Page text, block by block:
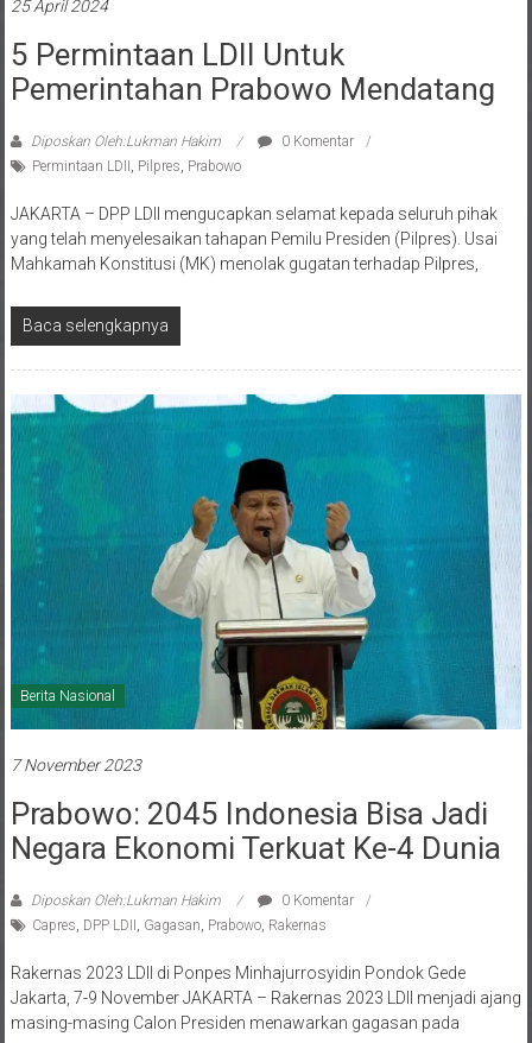
Pemerintahan Prabowo Mendatang
Permintaan LDII,Pilpres ,Prabowo
yang telah menyelesaikan tahapan Pemilu Presiden (Pilpres). Usai
Mahkamah Konstitusi (MK) menolak gugatan terhadap Pilpres,
Negara Ekonomi Terkuat Ke-4 Dunia
Capres,DPP LDII,Gagasan,Prabowo,Rakernas
Jakarta, 7-9 November JAKARTA – Rakernas 2023 LDII menjadi ajang
masing-masing Calon Presiden menawarkan gagasan pada